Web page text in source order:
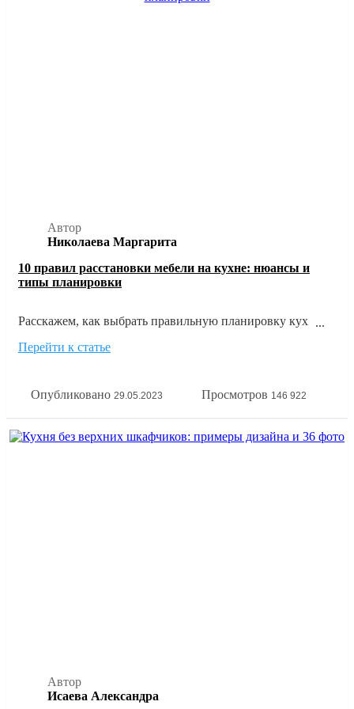
Автор
Николаева Маргарита
10 правил расстановки мебели на кухне: нюансы и
типы планировки
Расскажем, как выбрать правильную планировку кухни
исходя из размеров и формы помещения, а также главных
всё это на наглядных фото примерах расстановки мебели
Перейти к статье
Опубликовано 29.05.2023 Просмотров 146 922
Автор
Исаева Александра